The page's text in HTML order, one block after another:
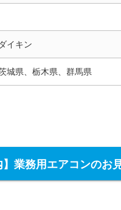
ダイキン
城県、栃木県、群馬県
】業務用エアコンのお